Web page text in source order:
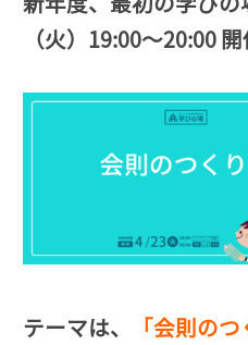
（火）19:00～20:00 開
テーマは、 「会則のつ